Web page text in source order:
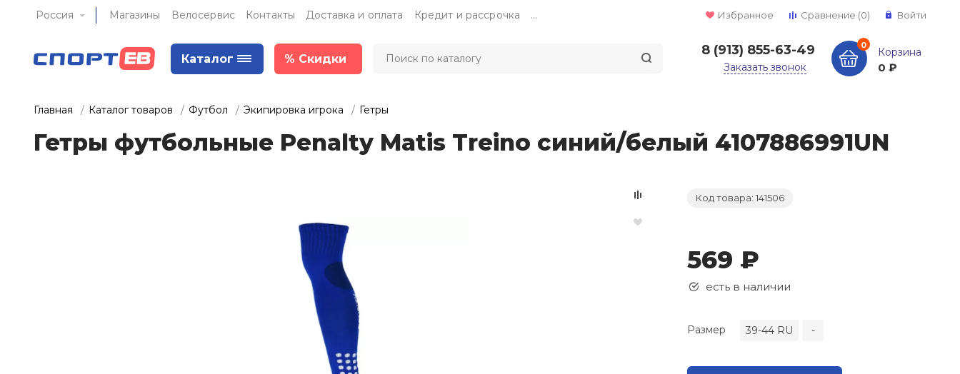
Россия Магазины Велосервис Контакты Доставка и оплата Кредит и рассрочка ... Избранное Сравнение (0) Войти
Каталог % Скидки
8 (913) 855-63-49
Заказать звонок
0
Корзина
0 ₽
Главная Каталог товаров Футбол Экипировка игрока Гетры
Гетры футбольные Penalty Matis Treino синий/белый 4107886991UN
Код товара: 141506
569 ₽
есть в наличии
Размер 39-44 RU -